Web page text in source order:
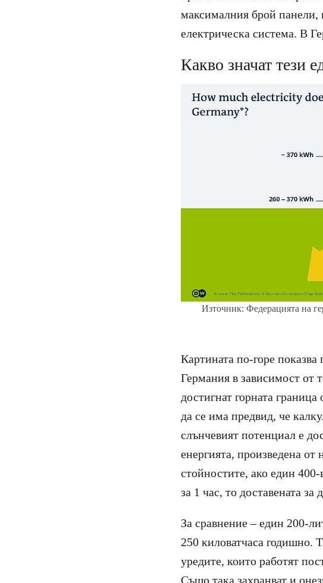
максималния брой панели,
електрическа система. В
Какво значат тези
Източник: Федерацията на
Картината по-горе
Германия в зависимост от
достигнат горната
да се има предвид, че
слънчевият потенциал е
енергията, произведена от
стойностите, ако един
за 1 час, то доставената
За сравнение – един 200-
250 киловатчаса годишно.
уредите, които работят
Също така захранват и